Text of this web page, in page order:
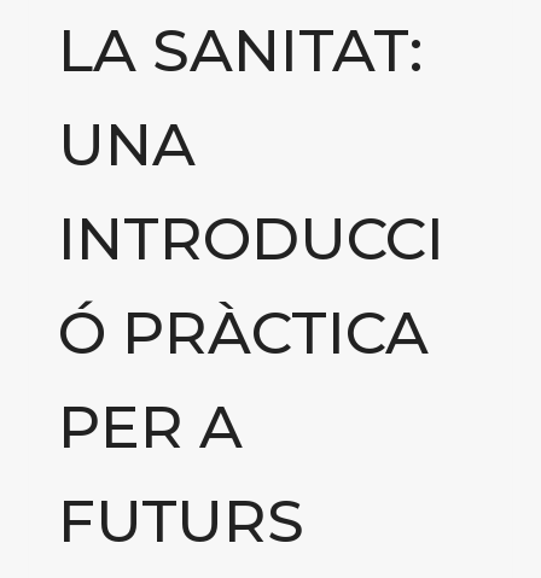
LA SANITAT:
UNA
INTRODUCCI
Ó PRÀCTICA
PER A
FUTURS